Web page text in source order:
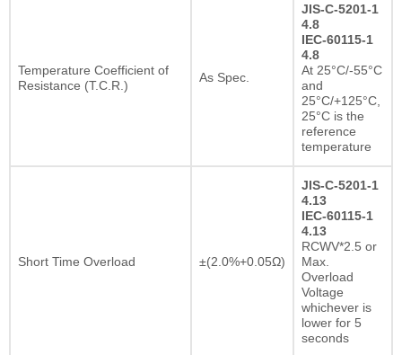
Temperature Coefficient of
Resistance (T.C.R.)
As Spec.
JIS-C-5201-1
4.8
IEC-60115-1
4.8
At 25°C/-55°C
and
25°C/+125°C,
25°C is the
reference
temperature
Short Time Overload ±(2.0%+0.05Ω)
JIS-C-5201-1
4.13
IEC-60115-1
4.13
RCWV*2.5 or
Max.
Overload
Voltage
whichever is
lower for 5
seconds